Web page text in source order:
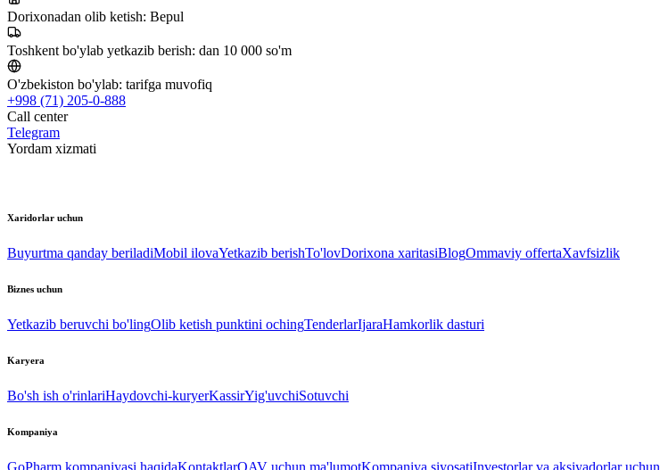
Dorixonadan olib ketish: Bepul
Toshkent bo'ylab yetkazib berish: dan 10 000 so'm
O'zbekiston bo'ylab: tarifga muvofiq
+998 (71) 205-0-888
Call center
Telegram
Yordam xizmati
Xaridorlar uchun
Buyurtma qanday beriladiMobil ilovaYetkazib berishTo'lovDorixona xaritasiBlogOmmaviy offertaXavfsizlik
Biznes uchun
Yetkazib beruvchi bo'lingOlib ketish punktini ochingTenderlarIjaraHamkorlik dasturi
Karyera
Bo'sh ish o'rinlariHaydovchi-kuryerKassirYig'uvchiSotuvchi
Kompaniya
GoPharm kompaniyasi haqidaKontaktlarOAV uchun ma'lumotKompaniya siyosatiInvestorlar va aksiyadorlar uchun